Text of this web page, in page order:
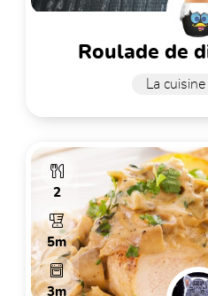
roulade de
La
2
5m
3m